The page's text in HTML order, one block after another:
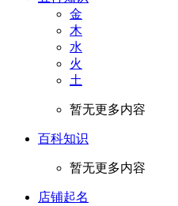
金
木
水
火
土
暂无更多内容
百科知识
暂无更多内容
店铺起名